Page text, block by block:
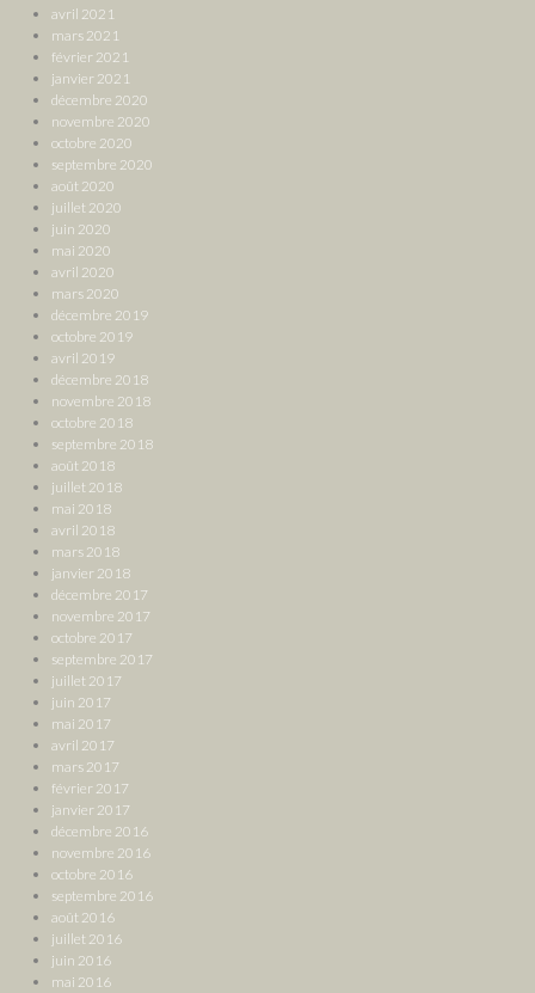
avril 2021
mars 2021
février 2021
janvier 2021
décembre 2020
novembre 2020
octobre 2020
septembre 2020
août 2020
juillet 2020
juin 2020
mai 2020
avril 2020
mars 2020
décembre 2019
octobre 2019
avril 2019
décembre 2018
novembre 2018
octobre 2018
septembre 2018
août 2018
juillet 2018
mai 2018
avril 2018
mars 2018
janvier 2018
décembre 2017
novembre 2017
octobre 2017
septembre 2017
juillet 2017
juin 2017
mai 2017
avril 2017
mars 2017
février 2017
janvier 2017
décembre 2016
novembre 2016
octobre 2016
septembre 2016
août 2016
juillet 2016
juin 2016
mai 2016